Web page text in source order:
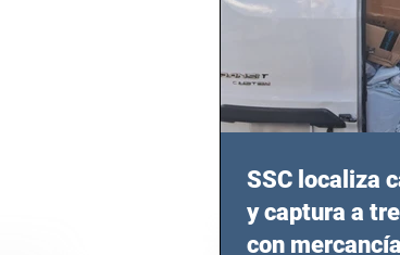
SSC localiza
y captura a
con